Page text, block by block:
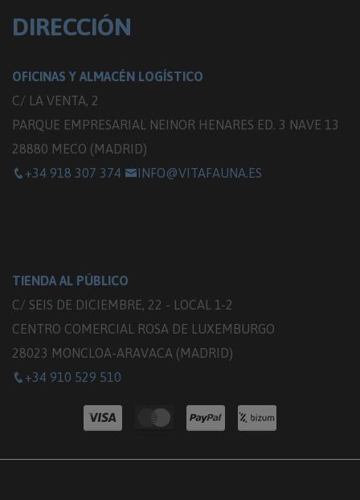
DIRECCIÓN
OFICINAS Y ALMACÉN LOGÍSTICO
C/ LA VENTA, 2
PARQUE EMPRESARIAL NEINOR HENARES ED. 3 NAVE 13
28880 MECO (MADRID)
+34 918 307 374
INFO@VITAFAUNA.ES
TIENDA AL PÚBLICO
C/ SEIS DE DICIEMBRE, 22 - LOCAL 1-2
CENTRO COMERCIAL ROSA DE LUXEMBURGO
28023 MONCLOA-ARAVACA (MADRID)
+34 910 529 510